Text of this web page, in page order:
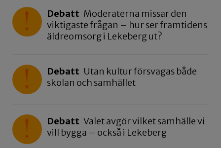
Debatt Moderaterna missar den
viktigaste frågan – hur ser framtidens
äldreomsorg i Lekeberg ut?
Debatt Utan kultur försvagas både
skolan och samhället
Debatt Valet avgör vilket samhälle vi
vill bygga – också i Lekeberg